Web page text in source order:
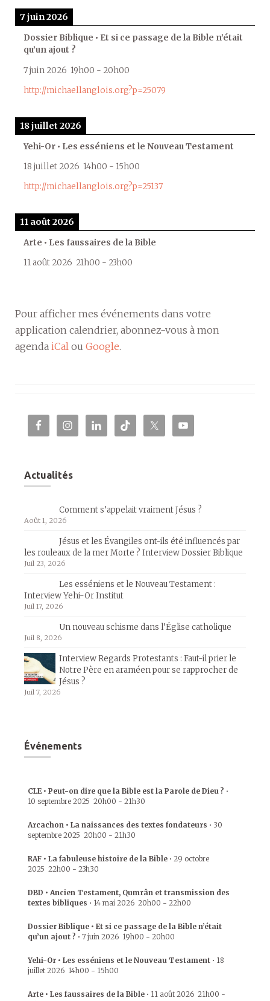
7 juin 2026
Dossier Biblique • Et si ce passage de la Bible n’était
qu’un ajout ?
7 juin 2026 19h00 - 20h00
http://michaellanglois.org?p=25079
18 juillet 2026
Yehi-Or • Les esséniens et le Nouveau Testament
18 juillet 2026 14h00 - 15h00
http://michaellanglois.org?p=25137
11 août 2026
Arte • Les faussaires de la Bible
11 août 2026 21h00 - 23h00
Pour afficher mes événements dans votre
application calendrier, abonnez-vous à mon
agenda iCal ou Google.
Actualités
Comment s’appelait vraiment Jésus ?
Août 1, 2026
Jésus et les Évangiles ont-ils été influencés par
les rouleaux de la mer Morte ? Interview Dossier Biblique
Juil 23, 2026
Les esséniens et le Nouveau Testament :
Interview Yehi-Or Institut
Juil 17, 2026
Un nouveau schisme dans l’Église catholique
Juil 8, 2026
Interview Regards Protestants : Faut-il prier le
Notre Père en araméen pour se rapprocher de
Jésus ?
Juil 7, 2026
Événements
CLE • Peut-on dire que la Bible est la Parole de Dieu ? •
10 septembre 2025 20h00 - 21h30
Arcachon • La naissances des textes fondateurs • 30
septembre 2025 20h00 - 21h30
RAF • La fabuleuse histoire de la Bible • 29 octobre
2025 22h00 - 23h30
DBD • Ancien Testament, Qumrân et transmission des
textes bibliques • 14 mai 2026 20h00 - 22h00
Dossier Biblique • Et si ce passage de la Bible n’était
qu’un ajout ? • 7 juin 2026 19h00 - 20h00
Yehi-Or • Les esséniens et le Nouveau Testament • 18
juillet 2026 14h00 - 15h00
Arte • Les faussaires de la Bible • 11 août 2026 21h00 -